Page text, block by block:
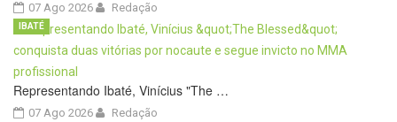
07 Ago 2026 Redação
Representando Ibaté, Vinícius "The …
07 Ago 2026
IBATÉ
Redação